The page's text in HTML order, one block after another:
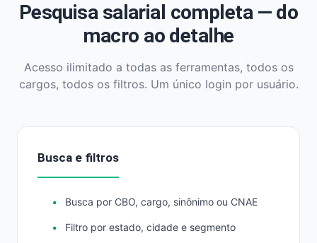
Pesquisa salarial completa — do
macro ao detalhe
Acesso ilimitado a todas as ferramentas, todos os
cargos, todos os filtros. Um único login por usuário.
Busca e filtros
Busca por CBO, cargo, sinônimo ou CNAE
Filtro por estado, cidade e segmento